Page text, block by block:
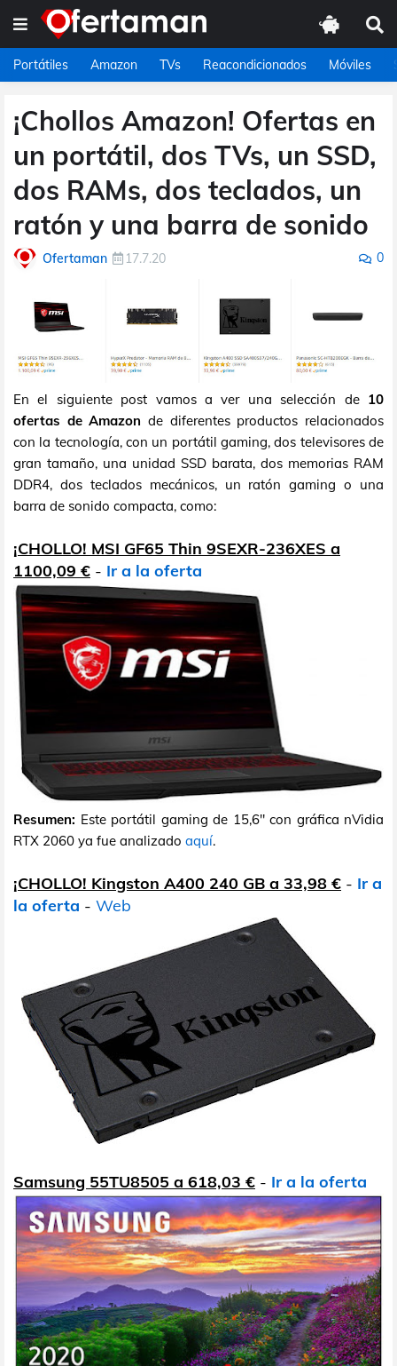
Portátiles Amazon TVs Reacondicionados Móviles
¡Chollos Amazon! Ofertas en
un portátil, dos TVs, un SSD,
dos RAMs, dos teclados, un
ratón y una barra de sonido
Ofertaman 17.7.20 0
En el siguiente post vamos a ver una selección de 10
ofertas de Amazon de diferentes productos relacionados
con la tecnología, con un portátil gaming, dos televisores de
gran tamaño, una unidad SSD barata, dos memorias RAM
DDR4, dos teclados mecánicos, un ratón gaming o una
barra de sonido compacta, como:
¡CHOLLO! MSI GF65 Thin 9SEXR-236XES a
1100,09 € - Ir a la oferta
Resumen: Este portátil gaming de 15,6" con gráfica nVidia
RTX 2060 ya fue analizado aquí.
¡CHOLLO! Kingston A400 240 GB a 33,98 € - Ir a
la oferta - Web
Samsung 55TU8505 a 618,03 € - Ir a la oferta